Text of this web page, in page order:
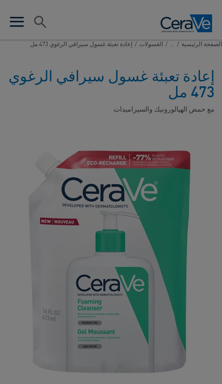
search
menu
البحث
الصفحة الرئيسية​ /
...
/ الغسولات / إعادة تعبئة غسول سيرافي الرغوي 473 مل
إعادة تعبئة غسول سيرافي الرغوي
473 مل
مع حمض الهيالورونيك والسيراميدات